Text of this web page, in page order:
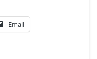
Email